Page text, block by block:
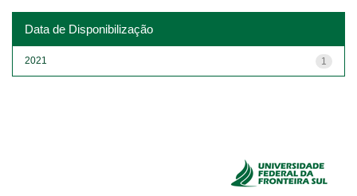
Data de Disponibilização
1
2021